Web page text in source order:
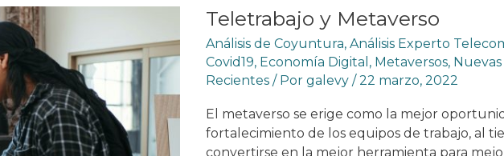
Teletrabajo y Metaverso
Análisis de Coyuntura, Análisis Experto
Covid19, Economía Digital , Metaversos, Nuevas
Recientes / Por galevy /22 marzo, 2022
El metaverso se erige como la mejor
fortalecimiento de los equipos de trabajo, al
convertirse en la mejor herramienta para